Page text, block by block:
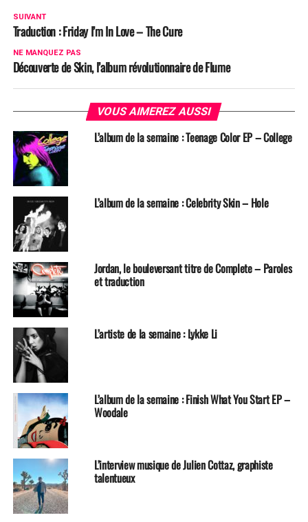
SUIVANT
Traduction : Friday I’m In Love – The Cure
NE MANQUEZ PAS
Découverte de Skin, l’album révolutionnaire de Flume
VOUS AIMEREZ AUSSI
L’album de la semaine : Teenage Color EP – College
L’album de la semaine : Celebrity Skin – Hole
Jordan, le bouleversant titre de Complete – Paroles
et traduction
L’artiste de la semaine : Lykke Li
L’album de la semaine : Finish What You Start EP –
Woodale
L’interview musique de Julien Cottaz, graphiste
talentueux